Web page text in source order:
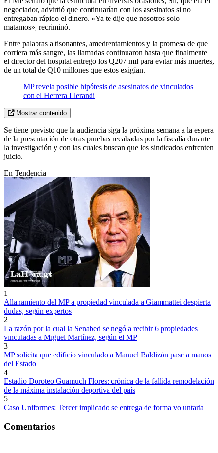
negociador, advirtió que continuarían con los asesinatos si no
entregaban rápido el dinero. «Ya te dije que nosotros solo
matamos», recriminó.
Entre palabras altisonantes, amedrentamientos y la promesa de que
corriera más sangre, las llamadas continuaron hasta que finalmente
el director del hospital entrego los Q207 mil para evitar más muertes,
de un total de Q10 millones que estos exigían.
MP revela posible hipótesis de asesinatos de vinculados
con el Herrera Llerandi
Mostrar contenido
Se tiene previsto que la audiencia siga la próxima semana a la espera
de la presentación de otras pruebas recabadas por la fiscalía durante
la investigación y con las cuales buscan que los sindicados enfrenten
juicio.
En Tendencia
1
Allanamiento del MP a propiedad vinculada a Giammattei despierta
dudas, según expertos
2
La razón por la cual la Senabed se negó a recibir 6 propiedades
vinculadas a Miguel Martínez, según el MP
3
MP solicita que edificio vinculado a Manuel Baldizón pase a manos
del Estado
4
Estadio Doroteo Guamuch Flores: crónica de la fallida remodelación
de la máxima instalación deportiva del país
5
Caso Uniformes: Tercer implicado se entrega de forma voluntaria
Comentarios